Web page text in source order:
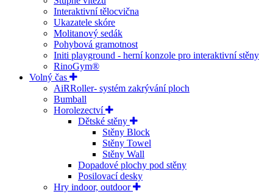
Interaktivní tělocvična
Ukazatele skóre
Molitanový sedák
Pohybová gramotnost
Initi playground - herní konzole pro interaktivní stěny
RinoGym®
Volný čas
AiRRoller- systém zakrývání ploch
Bumball
Horolezectví
Dětské stěny
Stěny Block
Stěny Towel
Stěny Wall
Dopadové plochy pod stěny
Posilovací desky
Hry indoor, outdoor